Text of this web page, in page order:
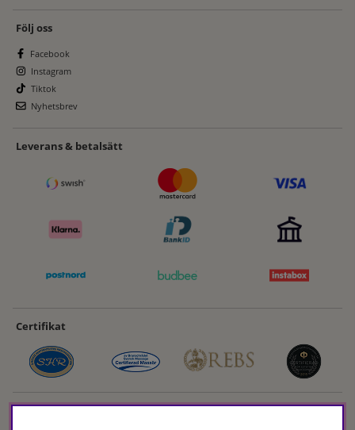
Följ oss
Facebook
Instagram
Tiktok
Nyhetsbrev
Leverans & betalsätt
Certifikat